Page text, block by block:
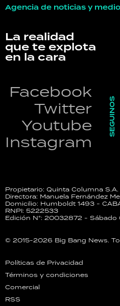
Agencia de noticias y
La realidad
que te explota
en la cara
Facebook
Twitter
Youtube
Instagram
SEGUINOS
Propietario: Quinta Columna S.A.
Directora: Manuela Fernández
Domicilio: Humboldt 1493 -
RNPI: 5222533
Edición N°: 20032872 -
© 2015-2026 Big Bang News.
Políticas de Privacidad
Términos y condiciones
Comercial
RSS